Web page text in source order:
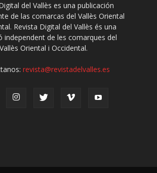
del Vallès es una publicación
de las comarcas del Vallès Oriental
Revista Digital del Vallès és una
independent de les comarques del
Vallès Oriental i Occidental.
revista@revistadelvalles.es